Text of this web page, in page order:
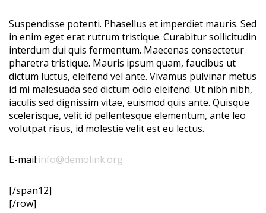
Suspendisse potenti. Phasellus et imperdiet mauris. Sed
in enim eget erat rutrum tristique. Curabitur sollicitudin
interdum dui quis fermentum. Maecenas consectetur
pharetra tristique. Mauris ipsum quam, faucibus ut
dictum luctus, eleifend vel ante. Vivamus pulvinar metus
id mi malesuada sed dictum odio eleifend. Ut nibh nibh,
iaculis sed dignissim vitae, euismod quis ante. Quisque
scelerisque, velit id pellentesque elementum, ante leo
volutpat risus, id molestie velit est eu lectus.
E-mail:info@demolink.org
[/span12]
[/row]